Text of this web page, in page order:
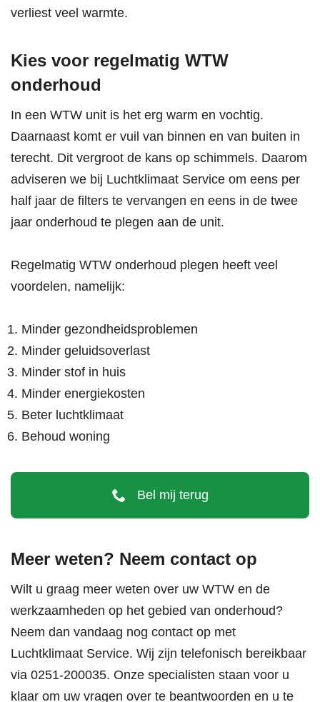
verliest veel warmte.
Kies voor regelmatig WTW
onderhoud
In een WTW unit is het erg warm en vochtig.
Daarnaast komt er vuil van binnen en van buiten in
terecht. Dit vergroot de kans op schimmels. Daarom
adviseren we bij Luchtklimaat Service om eens per
half jaar de filters te vervangen en eens in de twee
jaar onderhoud te plegen aan de unit.
Regelmatig WTW onderhoud plegen heeft veel
voordelen, namelijk:
Minder gezondheidsproblemen
Minder geluidsoverlast
Minder stof in huis
Minder energiekosten
Beter luchtklimaat
Behoud woning
Bel mij terug
Meer weten? Neem contact op
Wilt u graag meer weten over uw WTW en de
werkzaamheden op het gebied van onderhoud?
Neem dan vandaag nog contact op met
Luchtklimaat Service. Wij zijn telefonisch bereikbaar
via 0251-200035. Onze specialisten staan voor u
klaar om uw vragen over te beantwoorden en u te